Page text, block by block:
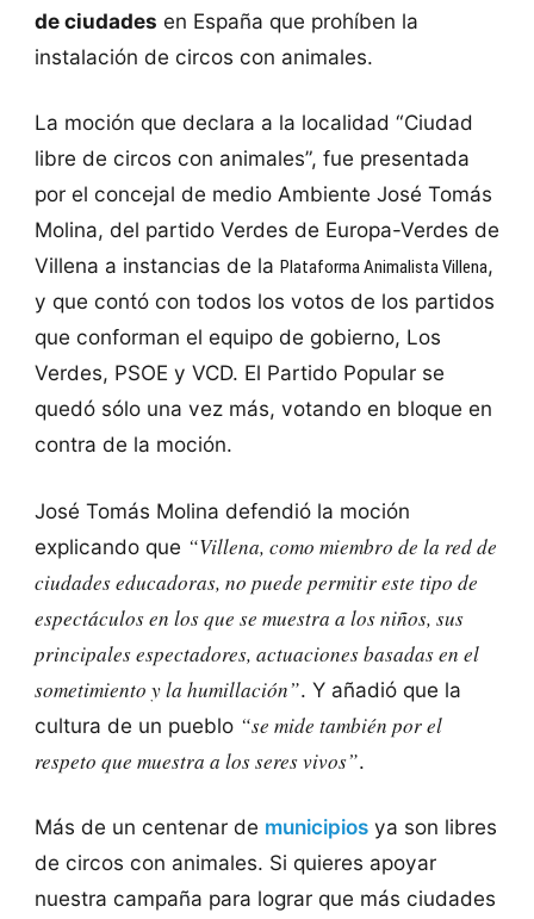
de ciudades en España que prohíben la
instalación de circos con animales.
La moción que declara a la localidad “Ciudad
libre de circos con animales”, fue presentada
por el concejal de medio Ambiente José Tomás
Molina, del partido Verdes de Europa-Verdes de
Villena a instancias de la Plataforma Animalista Villena,
y que contó con todos los votos de los partidos
que conforman el equipo de gobierno, Los
Verdes, PSOE y VCD. El Partido Popular se
quedó sólo una vez más, votando en bloque en
contra de la moción.
José Tomás Molina defendió la moción
explicando que “Villena, como miembro de la red de
ciudades educadoras, no puede permitir este tipo de
espectáculos en los que se muestra a los niños, sus
principales espectadores, actuaciones basadas en el
sometimiento y la humillación”. Y añadió que la
cultura de un pueblo “se mide también por el
respeto que muestra a los seres vivos”.
Más de un centenar de municipiosya son libres
de circos con animales. Si quieres apoyar
nuestra campaña para lograr que más ciudades